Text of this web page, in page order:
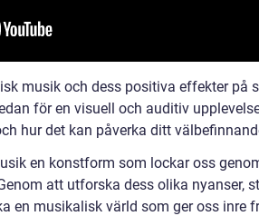
musik och dess positiva effekter på
för en visuell och auditiv
hur det kan påverka ditt
en konstform som lockar oss
att utforska dess olika nyanser,
en musikalisk värld som ger oss inre